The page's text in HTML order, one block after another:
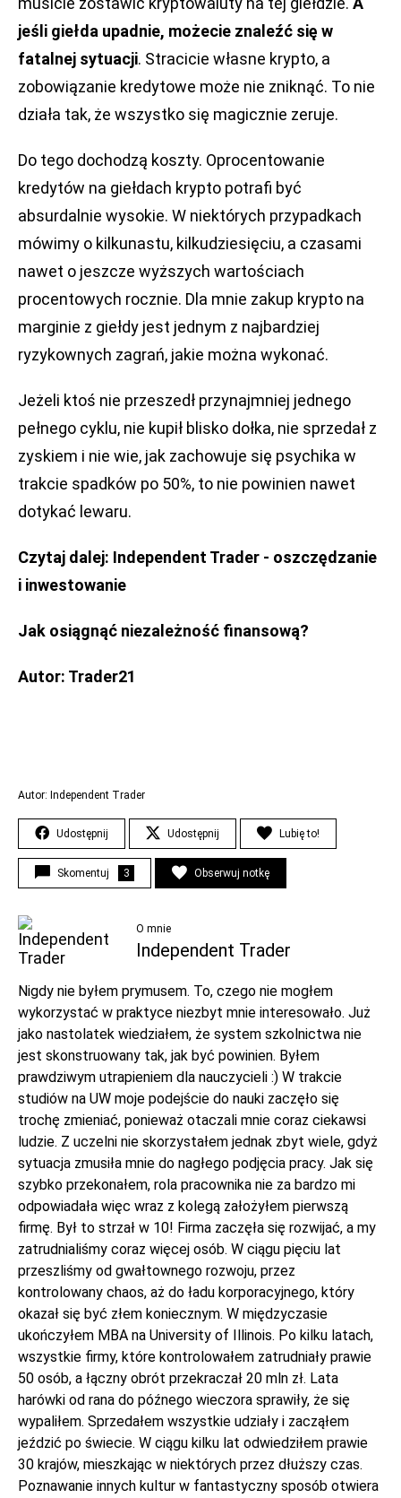
jeśli giełda upadnie, możecie znaleźć się w
fatalnej sytuacji. Stracicie własne krypto, a
zobowiązanie kredytowe może nie zniknąć. To nie
działa tak, że wszystko się magicznie zeruje.
Do tego dochodzą koszty. Oprocentowanie
kredytów na giełdach krypto potrafi być
absurdalnie wysokie. W niektórych przypadkach
mówimy o kilkunastu, kilkudziesięciu, a czasami
nawet o jeszcze wyższych wartościach
procentowych rocznie. Dla mnie zakup krypto na
marginie z giełdy jest jednym z najbardziej
ryzykownych zagrań, jakie można wykonać.
Jeżeli ktoś nie przeszedł przynajmniej jednego
pełnego cyklu, nie kupił blisko dołka, nie sprzedał z
zyskiem i nie wie, jak zachowuje się psychika w
trakcie spadków po 50%, to nie powinien nawet
dotykać lewaru.
Czytaj dalej: Independent Trader - oszczędzanie
i inwestowanie
Jak osiągnąć niezależność finansową?
Autor: Trader21
Autor: Independent Trader
Udostępnij Udostępnij Lubię to!
Skomentuj 3 Obserwuj notkę
O mnie
Independent Trader
Nigdy nie byłem prymusem. To, czego nie mogłem
wykorzystać w praktyce niezbyt mnie interesowało. Już
jako nastolatek wiedziałem, że system szkolnictwa nie
jest skonstruowany tak, jak być powinien. Byłem
prawdziwym utrapieniem dla nauczycieli :) W trakcie
studiów na UW moje podejście do nauki zaczęło się
trochę zmieniać, ponieważ otaczali mnie coraz ciekawsi
ludzie. Z uczelni nie skorzystałem jednak zbyt wiele, gdyż
sytuacja zmusiła mnie do nagłego podjęcia pracy. Jak się
szybko przekonałem, rola pracownika nie za bardzo mi
odpowiadała więc wraz z kolegą założyłem pierwszą
firmę. Był to strzał w 10! Firma zaczęła się rozwijać, a my
zatrudnialiśmy coraz więcej osób. W ciągu pięciu lat
przeszliśmy od gwałtownego rozwoju, przez
kontrolowany chaos, aż do ładu korporacyjnego, który
okazał się być złem koniecznym. W międzyczasie
ukończyłem MBA na University of Illinois. Po kilku latach,
wszystkie firmy, które kontrolowałem zatrudniały prawie
50 osób, a łączny obrót przekraczał 20 mln zł. Lata
harówki od rana do późnego wieczora sprawiły, że się
wypaliłem. Sprzedałem wszystkie udziały i zacząłem
jeździć po świecie. W ciągu kilku lat odwiedziłem prawie
30 krajów, mieszkając w niektórych przez dłuższy czas.
Poznawanie innych kultur w fantastyczny sposób otwiera